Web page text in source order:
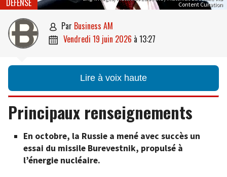
Content Curation
DÉFENSE
 par Business AM
 vendredi 19 juin 2026 à 13:27
Lire à voix haute
Principaux renseignements
En octobre, la Russie a mené avec succès un
essai du missile Burevestnik, propulsé à
l’énergie nucléaire.